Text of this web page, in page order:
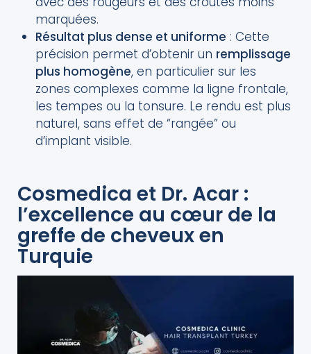
marquées.
Résultat plus dense et uniforme : Cette
précision permet d’obtenir un remplissage
plus homogène, en particulier sur les
zones complexes comme la ligne frontale,
les tempes ou la tonsure. Le rendu est plus
naturel, sans effet de “rangée” ou
d’implant visible.
Cosmedica et Dr. Acar :
l’excellence au cœur de la
greffe de cheveux en
Turquie